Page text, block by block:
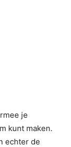
je
kunt maken.
echter de